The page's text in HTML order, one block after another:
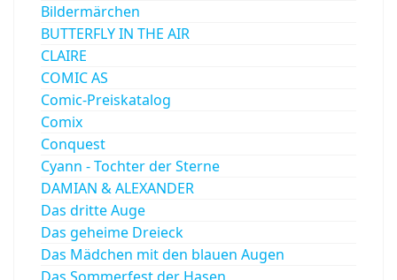
Bildermärchen
BUTTERFLY IN THE AIR
CLAIRE
COMIC AS
Comic-Preiskatalog
Comix
Conquest
Cyann - Tochter der Sterne
DAMIAN & ALEXANDER
Das dritte Auge
Das geheime Dreieck
Das Mädchen mit den blauen Augen